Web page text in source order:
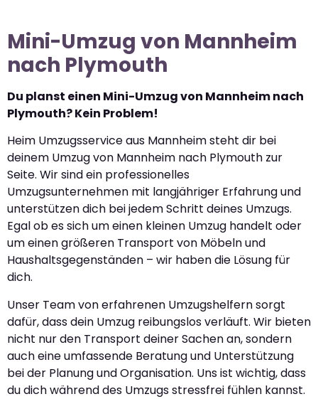
Mini-Umzug von Mannheim
nach Plymouth
Du planst einen Mini-Umzug von Mannheim nach
Plymouth? Kein Problem!
Heim Umzugsservice aus Mannheim steht dir bei
deinem Umzug von Mannheim nach Plymouth zur
Seite. Wir sind ein professionelles
Umzugsunternehmen mit langjähriger Erfahrung und
unterstützen dich bei jedem Schritt deines Umzugs.
Egal ob es sich um einen kleinen Umzug handelt oder
um einen größeren Transport von Möbeln und
Haushaltsgegenständen – wir haben die Lösung für
dich.
Unser Team von erfahrenen Umzugshelfern sorgt
dafür, dass dein Umzug reibungslos verläuft. Wir bieten
nicht nur den Transport deiner Sachen an, sondern
auch eine umfassende Beratung und Unterstützung
bei der Planung und Organisation. Uns ist wichtig, dass
du dich während des Umzugs stressfrei fühlen kannst.